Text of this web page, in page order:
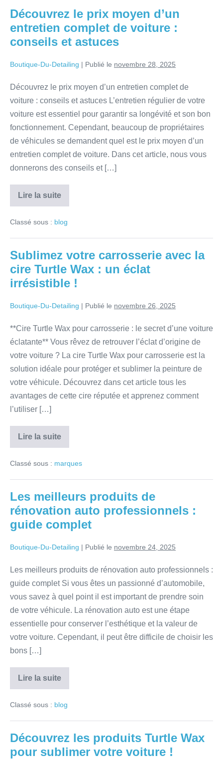
Découvrez le prix moyen d’un
entretien complet de voiture :
conseils et astuces
Boutique-Du-Detailing | Publié le novembre 28, 2025
Découvrez le prix moyen d’un entretien complet de
voiture : conseils et astuces L’entretien régulier de votre
voiture est essentiel pour garantir sa longévité et son bon
fonctionnement. Cependant, beaucoup de propriétaires
de véhicules se demandent quel est le prix moyen d’un
entretien complet de voiture. Dans cet article, nous vous
donnerons des conseils et […]
Lire la suite
Classé sous : blog
Sublimez votre carrosserie avec la
cire Turtle Wax : un éclat
irrésistible !
Boutique-Du-Detailing | Publié le novembre 26, 2025
**Cire Turtle Wax pour carrosserie : le secret d’une voiture
éclatante** Vous rêvez de retrouver l’éclat d’origine de
votre voiture ? La cire Turtle Wax pour carrosserie est la
solution idéale pour protéger et sublimer la peinture de
votre véhicule. Découvrez dans cet article tous les
avantages de cette cire réputée et apprenez comment
l’utiliser […]
Lire la suite
Classé sous : marques
Les meilleurs produits de
rénovation auto professionnels :
guide complet
Boutique-Du-Detailing | Publié le novembre 24, 2025
Les meilleurs produits de rénovation auto professionnels :
guide complet Si vous êtes un passionné d’automobile,
vous savez à quel point il est important de prendre soin
de votre véhicule. La rénovation auto est une étape
essentielle pour conserver l’esthétique et la valeur de
votre voiture. Cependant, il peut être difficile de choisir les
bons […]
Lire la suite
Classé sous : blog
Découvrez les produits Turtle Wax
pour sublimer votre voiture !